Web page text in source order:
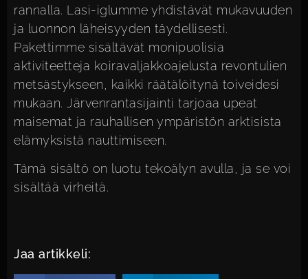
rannalla. Lasi-iglumme yhdistävät mukavuuden
ja luonnon läheisyyden täydellisesti.
Pakettimme sisältävät monipuolisia
aktiviteetteja koiravaljakkoajelusta revontulien
metsästykseen, kaikki räätälöitynä toiveidesi
mukaan. Järvenrantasijainti tarjoaa upeat
maisemat ja rauhallisen ympäristön arktisista
elämyksistä nauttimiseen.
Tämä sisältö on luotu tekoälyn avulla, ja se voi
sisältää virheitä.
Jaa artikkeli: